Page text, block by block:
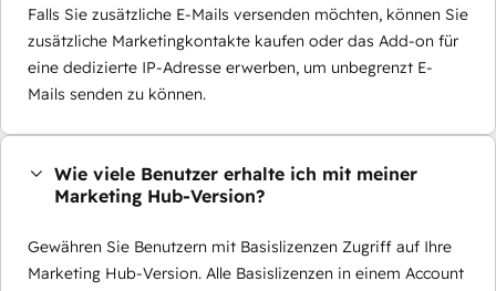
Falls Sie zusätzliche E-Mails versenden möchten, können Sie
zusätzliche Marketingkontakte kaufen oder das Add-on für
eine dedizierte IP-Adresse erwerben, um unbegrenzt E-
Mails senden zu können.
Wie viele Benutzer erhalte ich mit meiner
Marketing Hub-Version?
Gewähren Sie Benutzern mit Basislizenzen Zugriff auf Ihre
Marketing Hub-Version. Alle Basislizenzen in einem Account